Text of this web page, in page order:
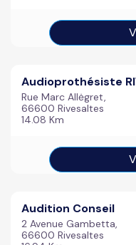
Audioprothésiste
Rue Marc Allėgret,
66600 Rivesaltes
14.08 Km
Audition Conseil
2 Avenue Gambetta,
66600 Rivesaltes